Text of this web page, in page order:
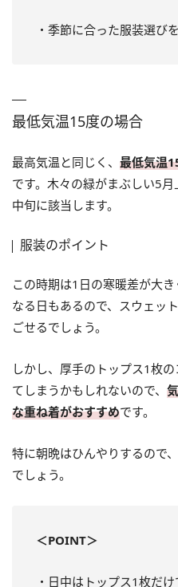
・季節に合った服装選びを
最低気温15度の場合
最高気温と同じく、 最低気温
です。木々の緑がまぶしい5
中旬に該当します。
服装のポイント
この時期は1日の寒暖差が大
なる日もあるので、スウェッ
ごせるでしょう。
しかし、厚手のトップス1枚
てしまうかもしれないので、
な重ね着がおすすめです。
特に朝晩はひんやりするので
でしょう。
＜POINT＞
・日中はトップス1枚だ